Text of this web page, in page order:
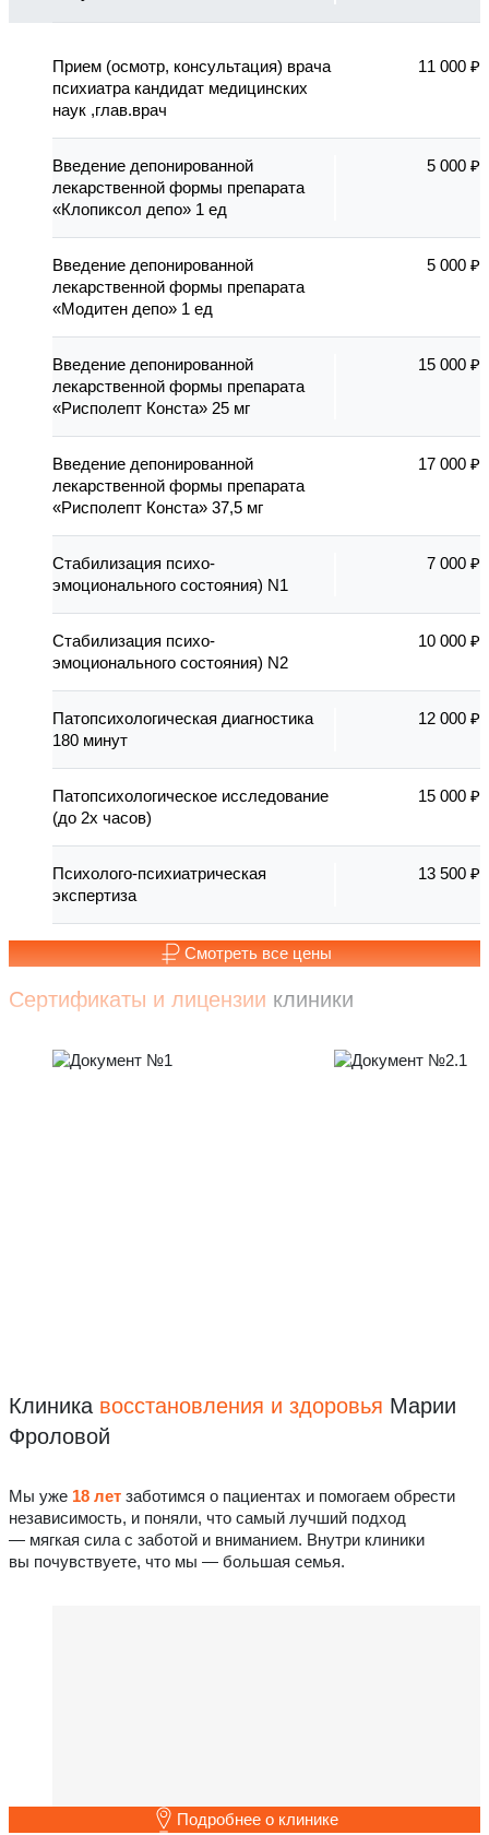
Прием (осмотр, консультация) врача
психиатра кандидат медицинских
наук ,глав.врач
11 000 ₽
Введение депонированной
лекарственной формы препарата
«Клопиксол депо» 1 ед
5 000 ₽
Введение депонированной
лекарственной формы препарата
«Модитен депо» 1 ед
5 000 ₽
Введение депонированной
лекарственной формы препарата
«Рисполепт Конста» 25 мг
15 000 ₽
Введение депонированной
лекарственной формы препарата
«Рисполепт Конста» 37,5 мг
17 000 ₽
Стабилизация психо-
эмоционального состояния) N1
7 000 ₽
Стабилизация психо-
эмоционального состояния) N2
10 000 ₽
Патопсихологическая диагностика
180 минут
12 000 ₽
Патопсихологическое исследование
(до 2х часов)
15 000 ₽
Психолого-психиатрическая
экспертиза
13 500 ₽
Смотреть все цены
Сертификаты и лицензии клиники
Клиника восстановления и здоровья Марии
Фроловой
Мы уже 18 лет заботимся о пациентах и помогаем обрести
независимость, и поняли, что самый лучший подход
— мягкая сила с заботой и вниманием. Внутри клиники
вы почувствуете, что мы — большая семья.
Подробнее о клинике